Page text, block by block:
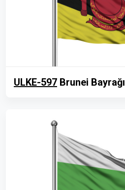
ULKE-597 Brunei Bayrağı